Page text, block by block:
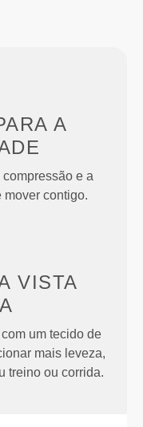
A
e a
mover contigo.
VISTA
um tecido de
mais leveza,
treino ou corrida.